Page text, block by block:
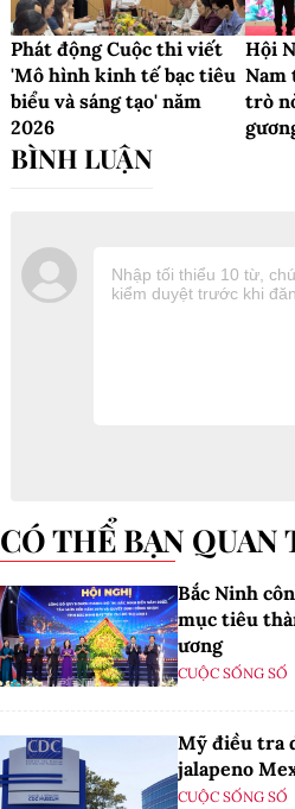
Phát động Cuộc thi viết
'Mô hình kinh tế bạc tiêu
biểu và sáng tạo' năm
2026
Hội
Nam
trò
CÓ THỂ BẠN QUAN
Bắc Ninh
mục tiêu
ương
CUỘC SỐNG SỐ
Mỹ điều tra
jalapeno
CUỘC SỐNG SỐ